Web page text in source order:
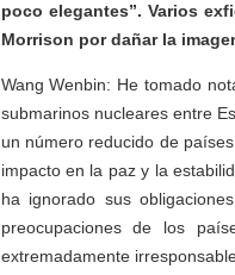
poco elegantes”. Varios
Morrison por dañar la
Wang Wenbin: He tomado
submarinos nucleares entre
un número reducido de
impacto en la paz y la
ha ignorado sus
preocupaciones de los
extremadamente